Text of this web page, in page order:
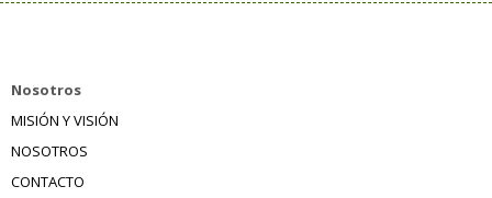
Nosotros
MISIÓN Y VISIÓN
NOSOTROS
CONTACTO